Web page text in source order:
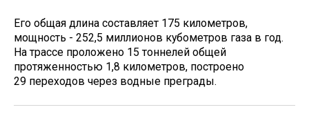
Его общая длина составляет 175 километров,
мощность - 252,5 миллионов кубометров газа в год.
На трассе проложено 15 тоннелей общей
протяженностью 1,8 километров, построено
29 переходов через водные преграды.